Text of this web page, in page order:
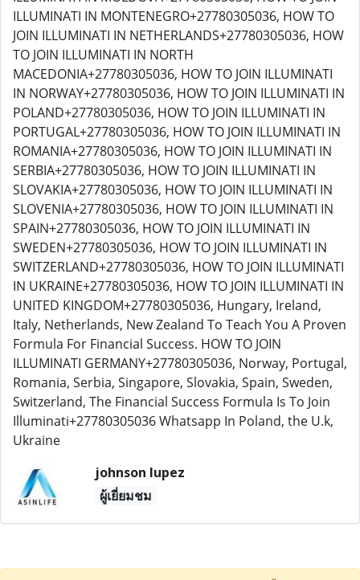
ILLUMINATI IN MONTENEGRO+27780305036, HOW TO
JOIN ILLUMINATI IN NETHERLANDS+27780305036, HOW
TO JOIN ILLUMINATI IN NORTH
MACEDONIA+27780305036, HOW TO JOIN ILLUMINATI
IN NORWAY+27780305036, HOW TO JOIN ILLUMINATI IN
POLAND+27780305036, HOW TO JOIN ILLUMINATI IN
PORTUGAL+27780305036, HOW TO JOIN ILLUMINATI IN
ROMANIA+27780305036, HOW TO JOIN ILLUMINATI IN
SERBIA+27780305036, HOW TO JOIN ILLUMINATI IN
SLOVAKIA+27780305036, HOW TO JOIN ILLUMINATI IN
SLOVENIA+27780305036, HOW TO JOIN ILLUMINATI IN
SPAIN+27780305036, HOW TO JOIN ILLUMINATI IN
SWEDEN+27780305036, HOW TO JOIN ILLUMINATI IN
SWITZERLAND+27780305036, HOW TO JOIN ILLUMINATI
IN UKRAINE+27780305036, HOW TO JOIN ILLUMINATI IN
UNITED KINGDOM+27780305036, Hungary, Ireland,
Italy, Netherlands, New Zealand To Teach You A Proven
Formula For Financial Success. HOW TO JOIN
ILLUMINATI GERMANY+27780305036, Norway, Portugal,
Romania, Serbia, Singapore, Slovakia, Spain, Sweden,
Switzerland, The Financial Success Formula Is To Join
Illuminati+27780305036 Whatsapp In Poland, the U.k,
Ukraine
johnson lupez
ผู้เยี่ยมชม